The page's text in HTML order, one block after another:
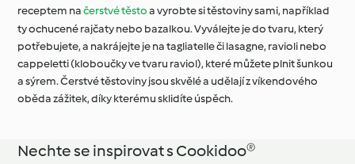
receptem načerstvé těstoa vyrobte si těstoviny sami, například
ty ochucené rajčaty nebo bazalkou. Vyválejte je do tvaru, který
potřebujete, a nakrájejte je na tagliatelle či lasagne, ravioli nebo
cappeletti (kloboučky ve tvaru raviol), které můžete plnit šunkou
a sýrem. Čerstvé těstoviny jsou skvělé a udělají z víkendového
oběda zážitek, díky kterému sklidíte úspěch.
Nechte se inspirovat s Cookidoo®